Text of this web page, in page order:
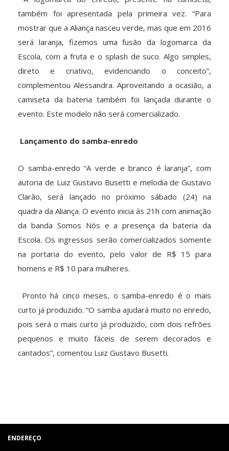
também foi apresentada pela primeira vez. “Para
mostrar que a Aliança nasceu verde, mas que em 2016
será laranja, fizemos uma fusão da logomarca da
Escola, com a fruta e o splash de suco. Algo simples,
direto e criativo, evidenciando o conceito”,
complementou Alessandra. Aproveitando a ocasião, a
camiseta da bateria também foi lançada durante o
evento. Este modelo não será comercializado.
Lançamento do samba-enredo
O samba-enredo “A verde e branco é laranja”, com
autoria de Luiz Gustavo Busetti e melodia de Gustavo
Clarão, será lançado no próximo sábado (24) na
quadra da Aliança. O evento inicia às 21h com animação
da banda Somos Nós e a presença da bateria da
Escola. Os ingressos serão comercializados somente
na portaria do evento, pelo valor de R$ 15 para
homens e R$ 10 para mulheres.
Pronto há cinco meses, o samba-enredo é o mais
curto já produzido. “O samba ajudará muito no enredo,
pois será o mais curto já produzido, com dois refrões
pequenos e muito fáceis de serem decorados e
cantados”, comentou Luiz Gustavo Busetti.
ENDEREÇO